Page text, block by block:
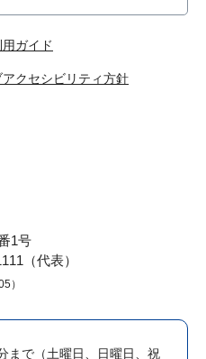
用ガイド
アクセシビリティ方針
1号
（代表）
）
まで （土曜日、日曜日、祝